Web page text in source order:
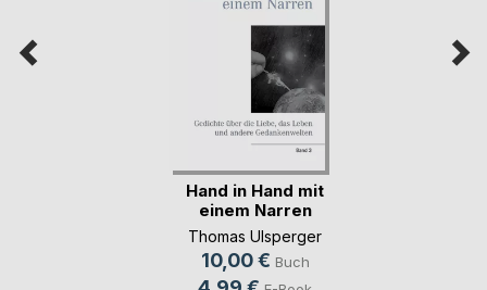
Hand in Hand mit
einem Narren
Thomas Ulsperger
10,00 € Buch